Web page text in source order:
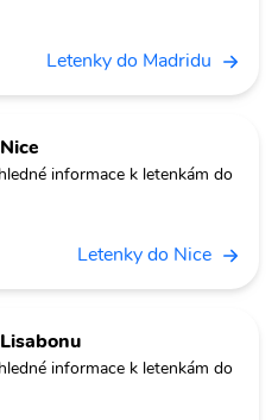
Letenky do Madridu
informace k letenkám do
Letenky do Nice
informace k letenkám do